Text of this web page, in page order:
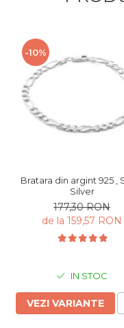
-10%
Bratara din argint 925 ,
Silver
177,30 RON
de la 159,57 RON
IN STOC
VEZI VARIANTE